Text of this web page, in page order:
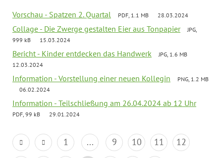
Vorschau - Spatzen 2. Quartal PDF, 1.1 MB 28.03.2024
Collage - Die Zwerge gestalten Eier aus Tonpapier
JPG,
999 kB
15.03.2024
Bericht - Kinder entdecken das Handwerk
JPG, 1.6 MB
12.03.2024
Information - Vorstellung einer neuen Kollegin
PNG, 1.2 MB
06.02.2024
Information - Teilschließung am 26.04.2024 ab 12 Uhr
PDF, 99 kB 29.01.2024
1 ... 9 10 11
12